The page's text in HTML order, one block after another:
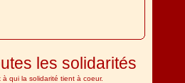
les solidarités
à qui la solidarité tient à coeur.